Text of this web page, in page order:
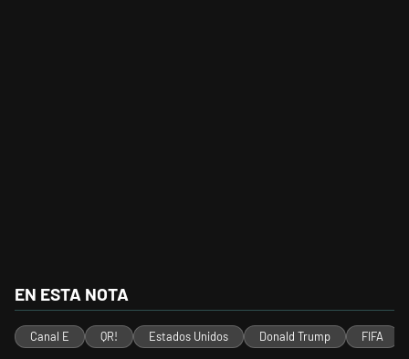
EN ESTA NOTA
Canal E QR! Estados Unidos Donald Trump FIFA